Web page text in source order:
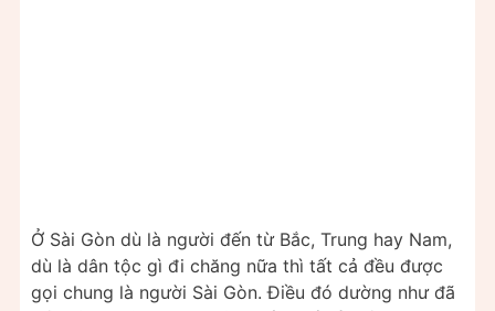
Ở Sài Gòn dù là người đến từ Bắc, Trung hay Nam,
dù là dân tộc gì đi chăng nữa thì tất cả đều được
gọi chung là người Sài Gòn. Điều đó dường như đã